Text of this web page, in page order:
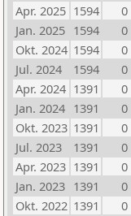
Apr. 2025 1594 0
Jan. 2025 1594 0
Okt. 2024 1594 0
Jul. 2024
1594 0
Apr. 2024 1391 0
Jan. 2024 1391 0
Okt. 2023 1391 0
Jul. 2023
1391 0
Apr. 2023 1391 0
Jan. 2023 1391 0
Okt. 2022 1391 0